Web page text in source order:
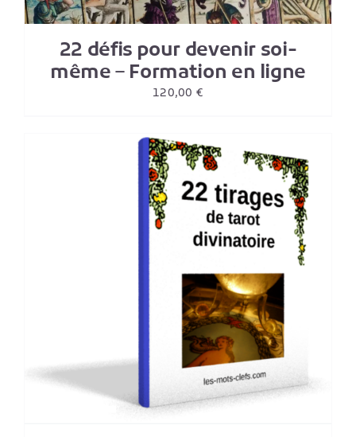
22 défis pour devenir soi-
même – Formation en ligne
120,00 €